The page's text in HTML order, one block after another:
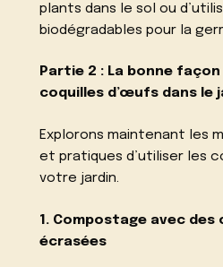
plants dans le sol ou
biodégradables pour la
Partie 2 : La bonne façon
coquilles d’œufs dans le
Explorons maintenant les
et pratiques d’utiliser les
votre jardin.
1. Compostage avec des
écrasées